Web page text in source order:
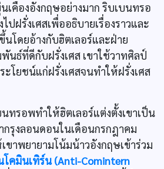
นเคืองอังกฤษอย่างมาก ริบเบนทรอ
ปฝรั่งเศสเพื่ออธิบายเรื่องราวและ
นโดยอ้างกับฮิตเลอร์และฝ่าย
นธ์ที่ดีกับฝรั่งเศส เขาใช้วาทศิลป์
โยชน์แก่ฝรั่งเศสจนทำให้ฝรั่งเศส
นทรอพทำให้ฮิตเลอร์แต่งตั้งเขาเป็น
กรุงลอนดอนในเดือนกรกฎาคม
ขาพยายามโน้มน้าวอังกฤษเข้าร่วม
คมินเทิร์น (Anti-Comintern